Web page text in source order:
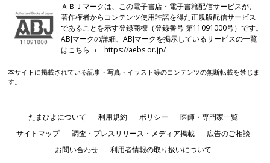
ＡＢＪマークは、この電子書店・電子書籍配信サービスが、
著作権者からコンテンツ使用許諾を得た正規版配信サービス
であることを示す登録商標（登録番号 第11091000号）です。
ABJマークの詳細、ABJマークを掲示しているサービスの一覧
はこちら→https://aebs.or.jp/
本サイトに掲載されている記事・写真・イラスト等のコンテンツの無断転載を禁じま
す。
たまひよについて 利用規約 ポリシー
医師・専門家一覧
サイトマップ
調査・プレスリリース・メディア掲載
広告のご相談
お問い合わせ
利用者情報の取り扱いについて